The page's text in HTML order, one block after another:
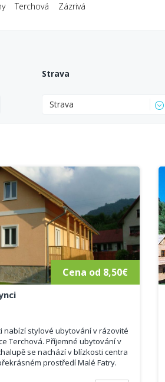
Terchová Zázrivá
Strava
Strava
Cena od 8,50€
nabízí stylové ubytování v rázovité
Terchová. Příjemné ubytování v
se nachází v blízkosti centra
prostředí Malé Fatry.